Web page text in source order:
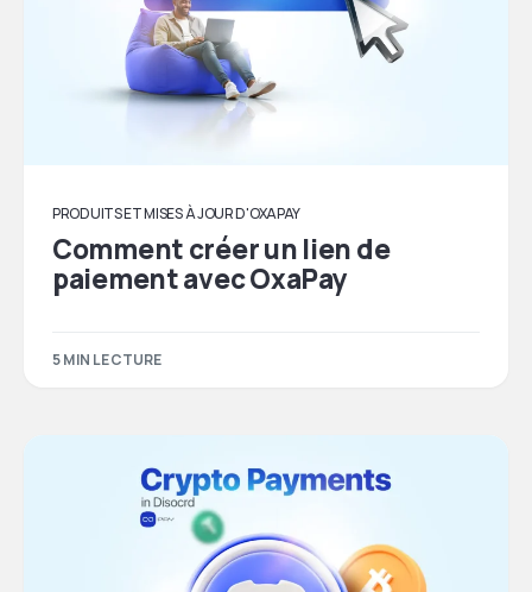
PRODUITS ET MISES À JOUR D'OXAPAY
Comment créer un lien de
paiement avec OxaPay
5 MIN LECTURE